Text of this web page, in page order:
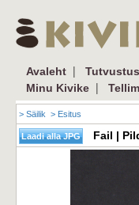
Avaleht | Tutvustus
Minu Kivike |
> Säilik > Esitus
Fail |